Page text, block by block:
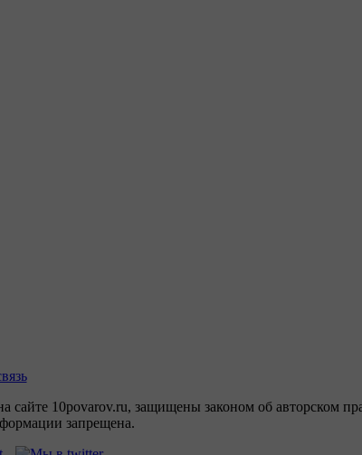
10povarov.ru, защищены законом об авторском
запрещена.